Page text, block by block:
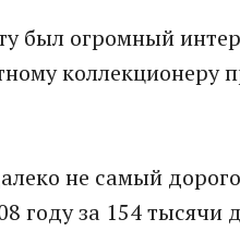
был огромный
коллекционеру
не самый
году за 154